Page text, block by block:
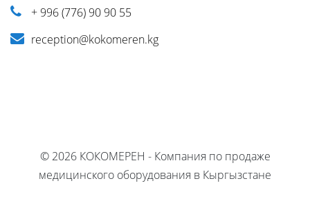
+ 996 (776) 90 90 55
reception@kokomeren.kg
© 2026 КОКОМЕРЕН - Компания по продаже
медицинского оборудования в Кыргызстане